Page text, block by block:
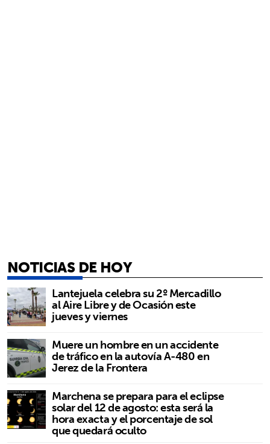
NOTICIAS DE HOY
Lantejuela celebra su 2º Mercadillo
al Aire Libre y de Ocasión este
jueves y viernes
Muere un hombre en un accidente
de tráfico en la autovía A-480 en
Jerez de la Frontera
Marchena se prepara para el eclipse
solar del 12 de agosto: esta será la
hora exacta y el porcentaje de sol
que quedará oculto